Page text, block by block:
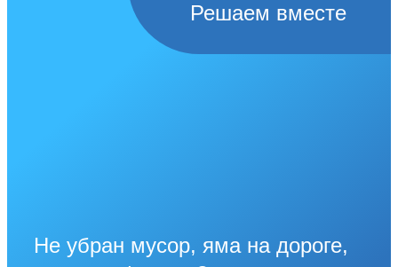
Решаем вместе
Не убран мусор, яма на дороге,